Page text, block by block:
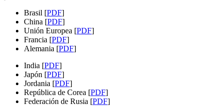
Brasil [PDF]
China [PDF]
Unión Europea [PDF]
Francia [PDF]
Alemania [PDF]
India [PDF]
Japón [PDF]
Jordania [PDF]
República de Corea [PDF]
Federación de Rusia [PDF]